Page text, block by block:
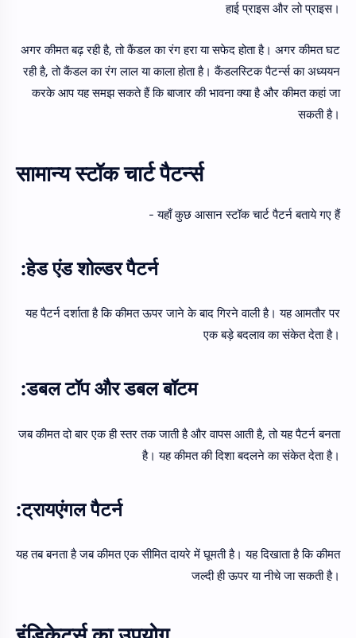
हाई प्राइस और लो प्राइस।
अगर कीमत बढ़ रही है, तो कैंडल का रंग हरा या सफेद होता है। अगर कीमत घट
रही है, तो कैंडल का रंग लाल या काला होता है। कैंडलस्टिक पैटर्न्स का अध्ययन
करके आप यह समझ सकते हैं कि बाजार की भावना क्या है और कीमत कहां जा
सकती है।
सामान्य स्टॉक चार्ट पैटर्न्स
यहाँ कुछ आसान स्टॉक चार्ट पैटर्न बताये गए हैं -
हेड एंड शोल्डर पैटर्न:
यह पैटर्न दर्शाता है कि कीमत ऊपर जाने के बाद गिरने वाली है। यह आमतौर पर
एक बड़े बदलाव का संकेत देता है।
डबल टॉप और डबल बॉटम:
जब कीमत दो बार एक ही स्तर तक जाती है और वापस आती है, तो यह पैटर्न बनता
है। यह कीमत की दिशा बदलने का संकेत देता है।
ट्रायएंगल पैटर्न:
यह तब बनता है जब कीमत एक सीमित दायरे में घूमती है। यह दिखाता है कि कीमत
जल्दी ही ऊपर या नीचे जा सकती है।